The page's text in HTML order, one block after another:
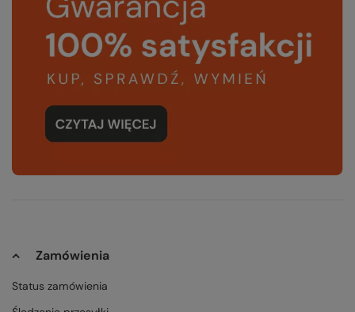
Zamówienia
Status zamówienia